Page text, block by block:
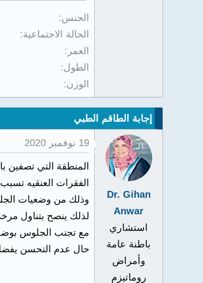
الجنس
الحالة الاجتماعية
العمر
الطول
الوزن
إجابة الطاقم الطبي
Dr. Gihan
Anwar
استشاري
باطنة عامة
وأمراض
روماتيزم
19 نوفمبر 2020
المنطقة التي تصفين
الفقرات العنقيه
وذلك من وضعيات
لذلك ينصح بتناول مرخي عضلات ميوفين و
مع تجنب الجلوس
حال عدم التحسن